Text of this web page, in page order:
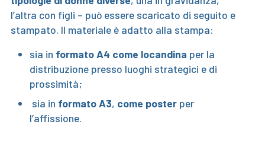
l’altra con figli – può essere scaricato di seguito e
stampato. Il materiale è adatto alla stampa:
sia in formato A4 come locandina per la
distribuzione presso luoghi strategici e di
prossimità;
sia in formato A3, come poster per
l’affissione.